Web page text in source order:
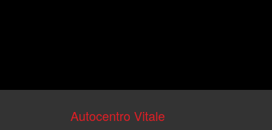
Autocentro Vitale